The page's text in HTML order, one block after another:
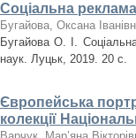
Соціальна
Бугайова, Оксана
Бугайова О. І.
наук. Луцьк, 2019. 20 с.
Європейська
колекції